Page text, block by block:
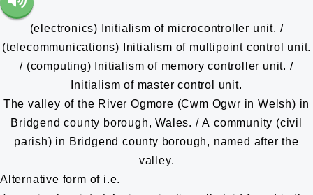
(electronics) Initialism of microcontroller unit. /
(telecommunications) Initialism of multipoint control unit.
/ (computing) Initialism of memory controller unit. /
Initialism of master control unit.
The valley of the River Ogmore (Cwm Ogwr in Welsh) in
Bridgend county borough, Wales. / A community (civil
parish) in Bridgend county borough, named after the
valley.
Alternative form of i.e.